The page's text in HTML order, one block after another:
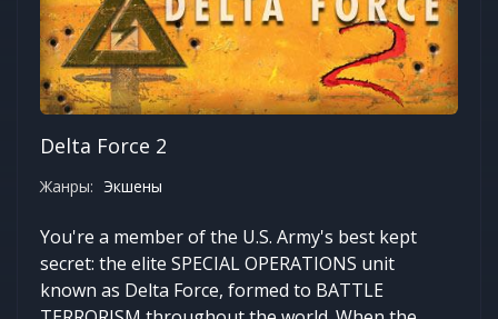
Delta Force 2
Жанры: Экшены
You're a member of the U.S. Army's best kept
secret: the elite SPECIAL OPERATIONS unit
known as Delta Force, formed to BATTLE